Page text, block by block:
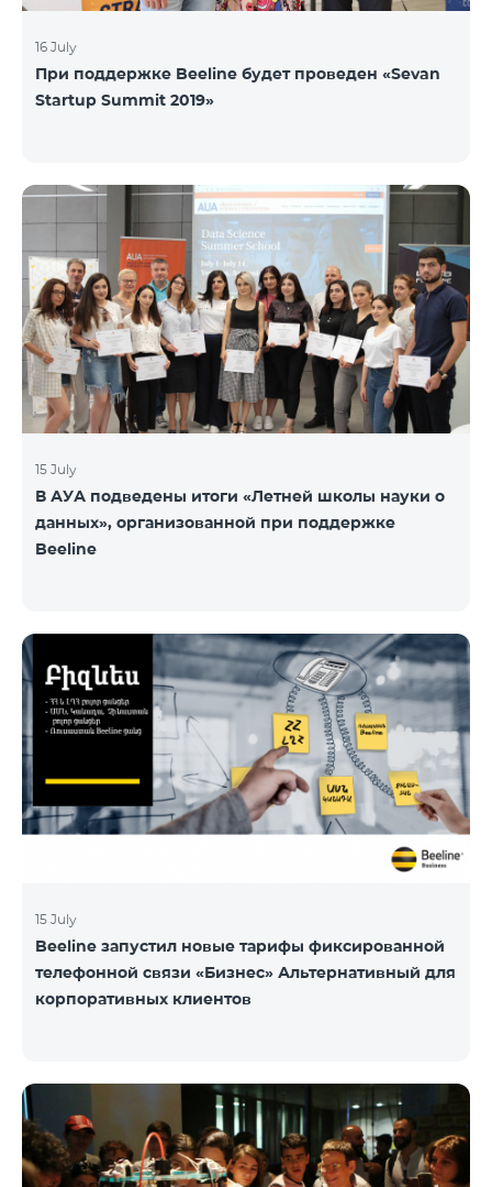
16 July
При поддержке Beeline будет проведен «Sevan
Startup Summit 2019»
15 July
В АУА подведены итоги «Летней школы науки о
данных», организованной при поддержке
Beeline
15 July
Beeline запустил новые тарифы фиксированной
телефонной связи «Бизнес» Альтернативный для
корпоративных клиентов